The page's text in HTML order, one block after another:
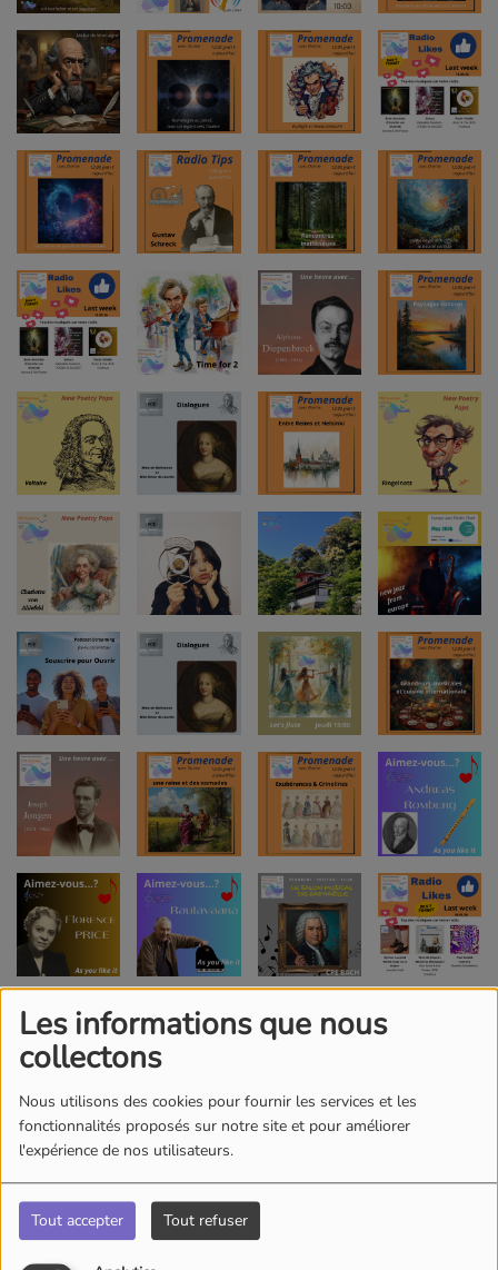
Les informations que nous
collectons
Nous utilisons des cookies pour fournir les services et les
fonctionnalités proposés sur notre site et pour améliorer
l'expérience de nos utilisateurs.
Tout accepter Tout refuser